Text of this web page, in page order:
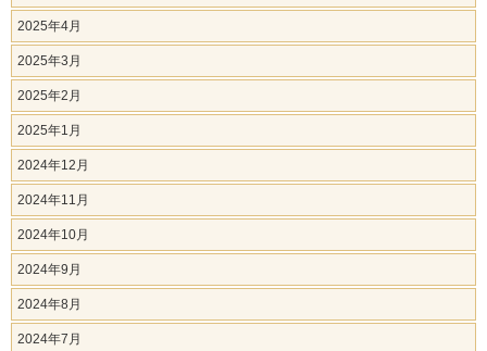
2025年4月
2025年3月
2025年2月
2025年1月
2024年12月
2024年11月
2024年10月
2024年9月
2024年8月
2024年7月